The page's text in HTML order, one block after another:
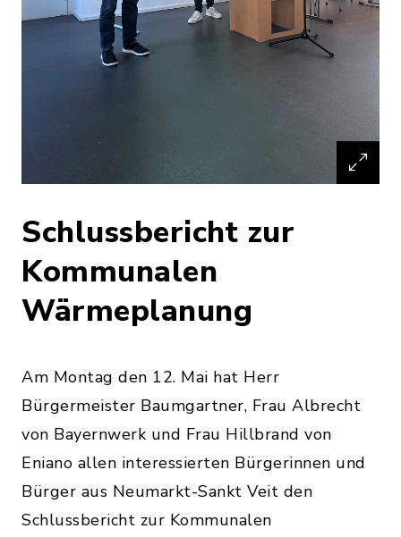
Schlussbericht zur
Kommunalen
Wärmeplanung
Am Montag den 12. Mai hat Herr
Bürgermeister Baumgartner, Frau Albrecht
von Bayernwerk und Frau Hillbrand von
Eniano allen interessierten Bürgerinnen und
Bürger aus Neumarkt-Sankt Veit den
Schlussbericht zur Kommunalen